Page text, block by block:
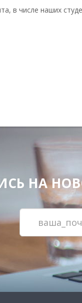
в числе наших
НА